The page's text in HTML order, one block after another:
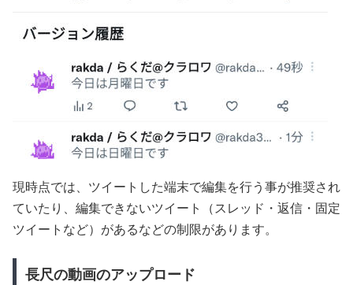
現時点では、ツイートした端末で編集を行う事が推奨され
ていたり、編集できないツイート（スレッド・返信・固定
ツイートなど）があるなどの制限があります。
長尺の動画のアップロード